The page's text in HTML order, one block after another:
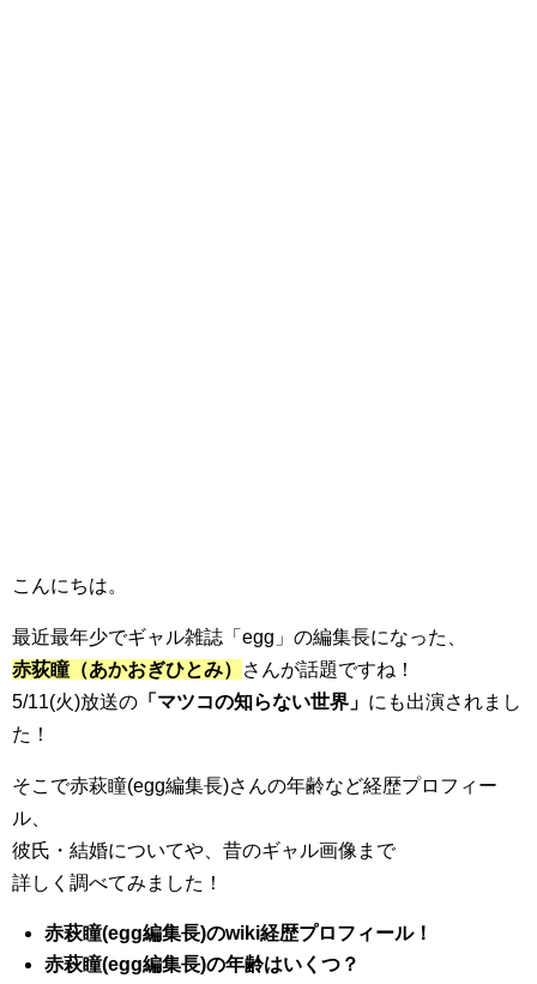
こんにちは。
最近最年少でギャル雑誌「egg」の編集長になった、
赤荻瞳（あかおぎひとみ）
さんが話題ですね！
5/11(火)放送の 「マツコの知らない世界」 にも出演されまし
た！
そこで赤萩瞳(egg編集長)さんの年齢など経歴プロフィー
ル、
彼氏・結婚についてや、昔のギャル画像まで
詳しく調べてみました！
赤萩瞳(egg編集長)のwiki経歴プロフィール！
赤萩瞳(egg編集長)の年齢はいくつ？